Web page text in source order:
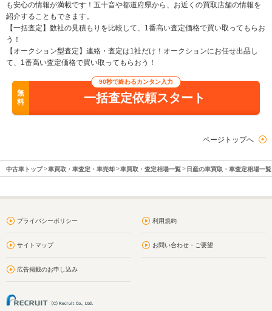
も安心の情報が満載です！五十音や都道府県から、お近くの買取店舗の情報を
紹介することもできます。
【一括査定】数社の見積もりを比較して、1番高い査定価格で買い取ってもらお
う！
【オークション型査定】連絡・査定は1社だけ！オークションにお任せ出品し
て、1番高い査定価格で買い取ってもらおう！
無
料
90秒で終わるカンタン入力
一括査定依頼スタート
ページトップへ
中古車トップ 車買取・車査定・車売却 車買取・査定相場一覧 日産の車買取・車査定相場一覧
プライバシーポリシー 利用規約
サイトマップ お問い合わせ・ご要望
広告掲載のお申し込み